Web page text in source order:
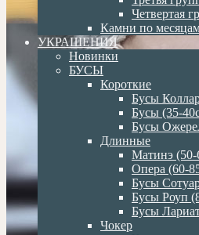
Четвертая
Камни по
УКРАШЕНИЯ
Новинки
БУСЫ
Короткие
Бусы
Бусы (35-
Бусы
Длинные
Матинэ (50-
Опера (60-
Бусы
Бусы Роуп
Бусы
Чокер